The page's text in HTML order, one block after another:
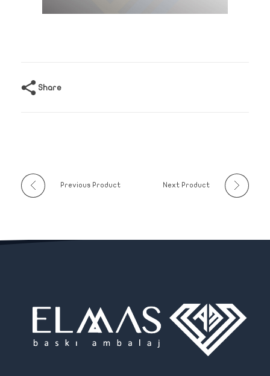
Share
Previous Product Next Product